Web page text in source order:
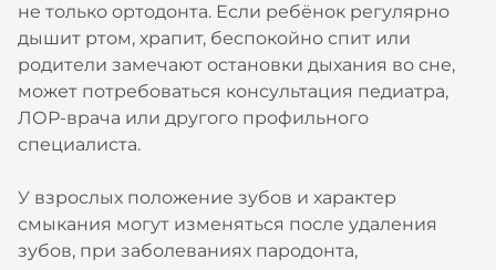
не только ортодонта. Если ребёнок регулярно
дышит ртом, храпит, беспокойно спит или
родители замечают остановки дыхания во сне,
может потребоваться консультация педиатра,
ЛОР-врача или другого профильного
специалиста.
У взрослых положение зубов и характер
смыкания могут изменяться после удаления
зубов, при заболеваниях пародонта,